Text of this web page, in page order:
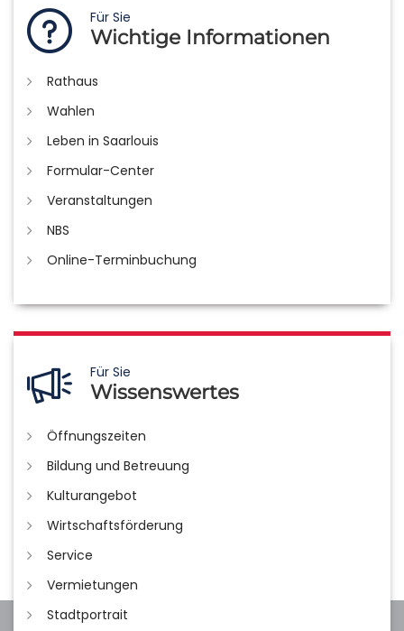
Für Sie
Wichtige Informationen
Rathaus
Wahlen
Leben in Saarlouis
Formular-Center
Veranstaltungen
NBS
Online-Terminbuchung
Für Sie
Wissenswertes
Öffnungszeiten
Bildung und Betreuung
Kulturangebot
Wirtschaftsförderung
Service
Vermietungen
Stadtportrait